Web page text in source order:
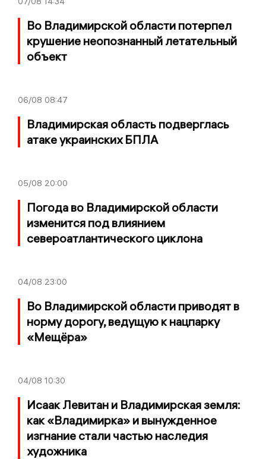
Во Владимирской области потерпел
крушение неопознанный летательный
объект
06/08 08:47
Владимирская область подверглась
атаке украинских БПЛА
05/08 20:00
Погода во Владимирской области
изменится под влиянием
североатлантического циклона
04/08 23:00
Во Владимирской области приводят в
норму дорогу, ведущую к нацпарку
«Мещёра»
04/08 10:30
Исаак Левитан и Владимирская земля:
как «Владимирка» и вынужденное
изгнание стали частью наследия
художника